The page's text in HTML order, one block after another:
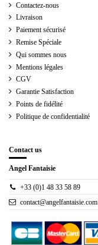
Contactez-nous
Livraison
Paiement sécurisé
Remise Spéciale
Qui sommes nous
Mentions légales
CGV
Garantie Satisfaction
Points de fidélité
Politique de confidentialité
Contact us
Angel Fantaisie
+33 (0)1 48 33 58 89
contact@angelfantaisie.com